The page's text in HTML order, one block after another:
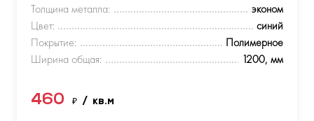
Толщина металла:
эконом
Цвет:
синий
Покрытие:
Полимерное
Ширина общая:
1200, мм
460 ₽ / кв.м